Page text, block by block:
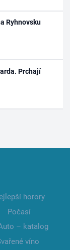
Ryhnovsku
Prchají
horory
Počasí
– katalog
víno